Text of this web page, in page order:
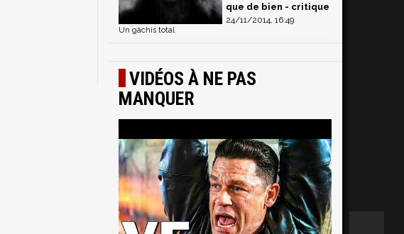
que de bien - critique
24/11/2014, 16:49
Un gâchis total
VIDÉOS À NE PAS
MANQUER